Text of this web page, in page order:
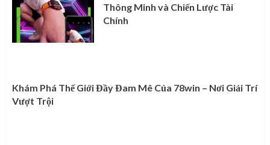
Thông Minh và Chiến Lược Tài
Chính
Khám Phá Thế Giới Đầy Đam Mê Của 78win – Nơi Giải Trí
Vượt Trội